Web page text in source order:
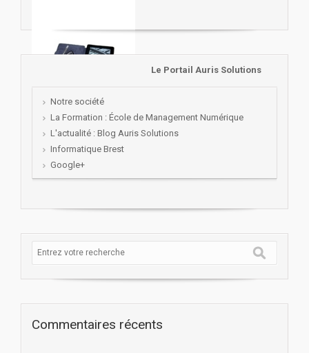
Le Portail Auris Solutions
Notre société
La Formation : École de Management Numérique
L'actualité : Blog Auris Solutions
Informatique Brest
Google+
Commentaires récents